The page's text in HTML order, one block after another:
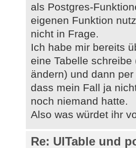
als Postgres-
eigenen Funktion
nicht in Frage.
Ich habe mir bereits
eine Tabelle
ändern) und dann
dass mein Fall ja
noch niemand hatte.
Also was würdet ihr
Re: UITable und